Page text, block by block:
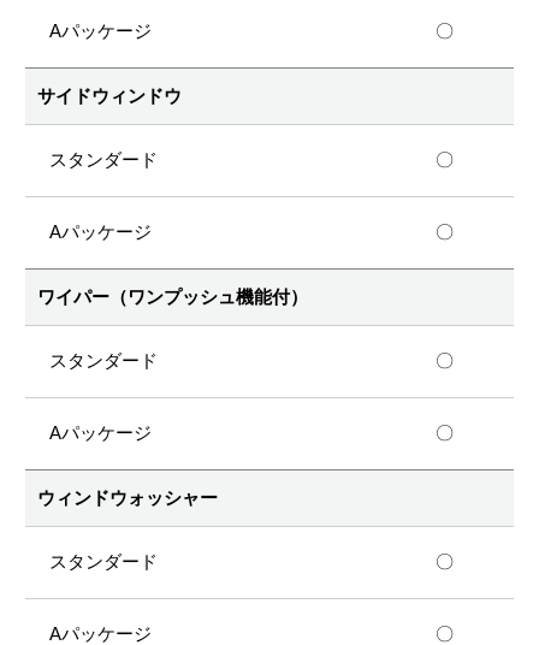
〇
サイドウィンドウ
〇
〇
ワイパー（ワンプッシュ機能付）
〇
〇
ウィンドウォッシャー
〇
〇